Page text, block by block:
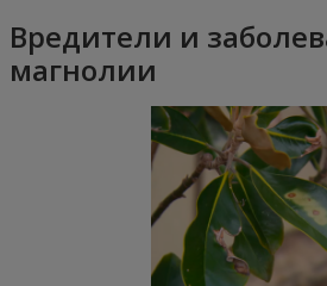
Вредители и
магнолии